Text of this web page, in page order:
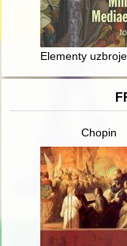
Elementy
Chopin